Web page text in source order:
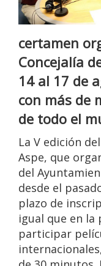
certamen
Concejalía
14 al 17 de
con más de
de todo el
La V edición
Aspe, que
del
desde el
plazo de
igual que en la
participar